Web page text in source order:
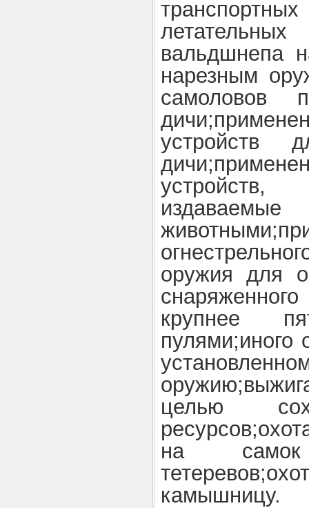
вальдшнепа
нарезным
самоловов
устройств
устройств,
оружия для
крупнее
пулями;иного
целью
на самок
камышницу.